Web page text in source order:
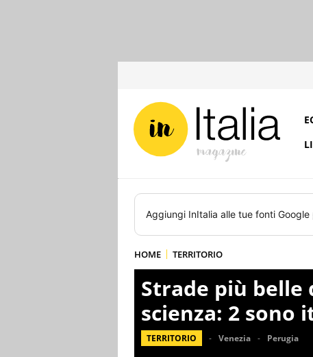
Aggiungi InItalia alle tue fonti
HOME TERRITORIO
Strade più belle
scienza: 2 sono
TERRITORIO Venezia Perugia